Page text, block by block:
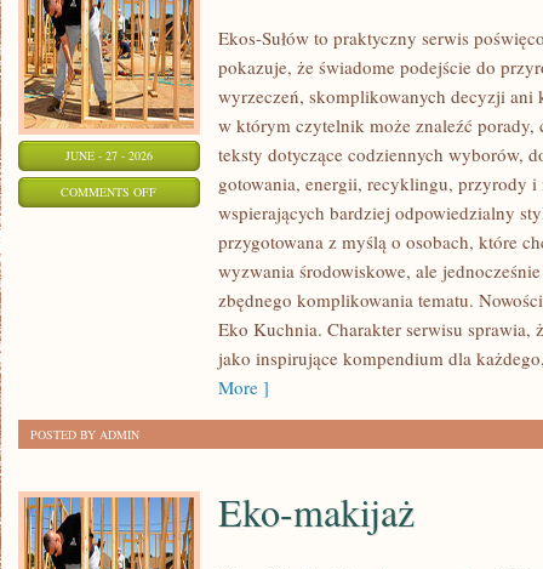
JUNE - 27 - 2026
COMMENTS OFFON
Ekos-Sułów to praktyczny serwis
pokazuje, że świadome podejście do
wyrzeczeń, skomplikowanych decyzji ani
w którym czytelnik może znaleźć porady,
teksty dotyczące codziennych wyborów,
gotowania, energii, recyklingu, przyrody i
wspierających bardziej odpowiedzialny
przygotowana z myślą o osobach, które
wyzwania środowiskowe, ale
zbędnego komplikowania tematu.
Eko Kuchnia. Charakter serwisu sprawia,
jako inspirujące kompendium dla
More ]
POSTED BY ADMIN
Eko-makijaż